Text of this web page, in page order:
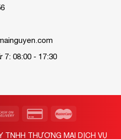
08:00 - 17:30
TNHH THƯƠNG MẠI DỊCH VỤ